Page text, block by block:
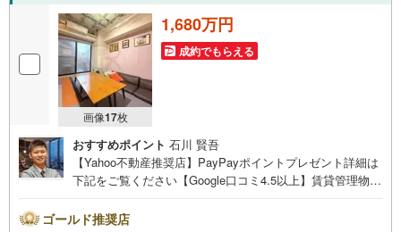
画像17枚
1,680万円
成約でもらえる
おすすめポイント 石川 賢吾
【Yahoo不動産推奨店】PayPayポイントプレゼント詳細は
下記をご覧ください【Google口コミ4.5以上】賃貸管理物件
です。自己使用も良し、貸しても良しのお薦めマンション
ゴールド推奨店